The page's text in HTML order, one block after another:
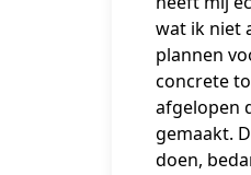
wat ik niet
plannen
concrete
afgelopen
gemaakt.
doen,